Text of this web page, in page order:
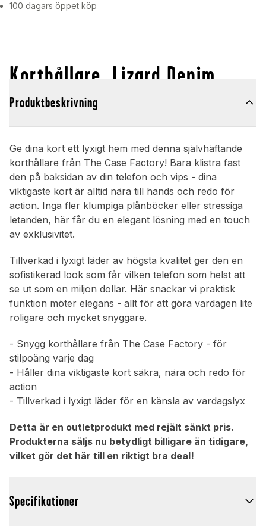
100 dagars öppet köp
Korthållare, Lizard Denim
Produktbeskrivning
Ge dina kort ett lyxigt hem med denna självhäftande
korthållare från The Case Factory! Bara klistra fast
den på baksidan av din telefon och vips - dina
viktigaste kort är alltid nära till hands och redo för
action. Inga fler klumpiga plånböcker eller stressiga
letanden, här får du en elegant lösning med en touch
av exklusivitet.
Tillverkad i lyxigt läder av högsta kvalitet ger den en
sofistikerad look som får vilken telefon som helst att
se ut som en miljon dollar. Här snackar vi praktisk
funktion möter elegans - allt för att göra vardagen lite
roligare och mycket snyggare.
- Snygg korthållare från The Case Factory - för
stilpoäng varje dag
- Håller dina viktigaste kort säkra, nära och redo för
action
- Tillverkad i lyxigt läder för en känsla av vardagslyx
Detta är en outletprodukt med rejält sänkt pris.
Produkterna säljs nu betydligt billigare än tidigare,
vilket gör det här till en riktigt bra deal!
Specifikationer